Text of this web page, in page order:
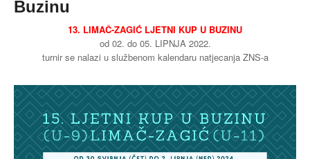
Buzinu
13. LIMAČ-ZAGIĆ LJETNI KUP U BUZINU
od 02. do 05. LIPNJA 2022.
turnir se nalazi u službenom kalendaru natjecanja ZNS-a